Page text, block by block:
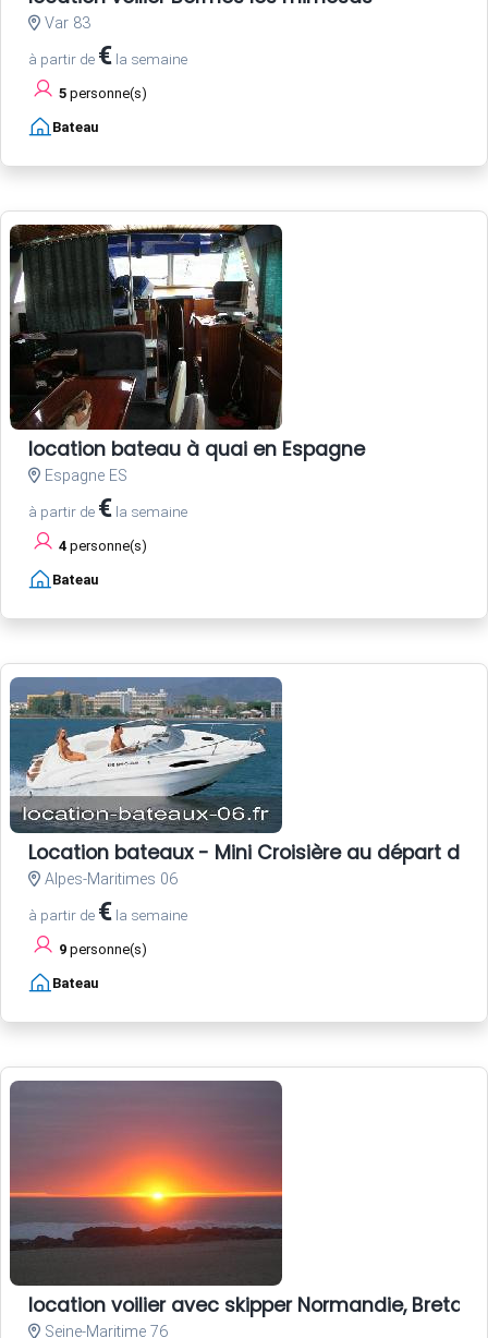
Var 83
à partir de € la semaine
5 personne(s)
Bateau
location bateau à quai en Espagne
Espagne ES
à partir de € la semaine
4 personne(s)
Bateau
Location bateaux - Mini Croisière au départ de
Alpes-Maritimes 06
à partir de € la semaine
9 personne(s)
Bateau
location voilier avec skipper Normandie,
Seine-Maritime 76